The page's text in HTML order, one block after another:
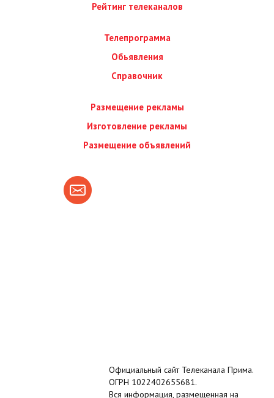
Рейтинг телеканалов
Телепрограмма
Обьявления
Справочник
Размещение рекламы
Изготовление рекламы
Размещение объявлений
Официальный сайт Телеканала Прима.
ОГРН 1022402655681.
Вся информация, размещенная на